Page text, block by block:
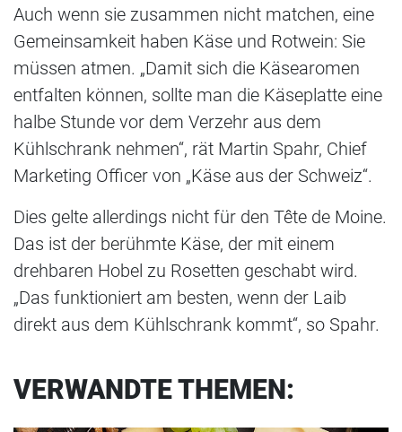
Auch wenn sie zusammen nicht matchen, eine
Gemeinsamkeit haben Käse und Rotwein: Sie
müssen atmen. „Damit sich die Käsearomen
entfalten können, sollte man die Käseplatte eine
halbe Stunde vor dem Verzehr aus dem
Kühlschrank nehmen“, rät Martin Spahr, Chief
Marketing Officer von „Käse aus der Schweiz“.
Dies gelte allerdings nicht für den Tête de Moine.
Das ist der berühmte Käse, der mit einem
drehbaren Hobel zu Rosetten geschabt wird.
„Das funktioniert am besten, wenn der Laib
direkt aus dem Kühlschrank kommt“, so Spahr.
VERWANDTE THEMEN: